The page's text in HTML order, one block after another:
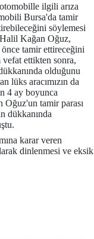
ilgili arıza
Bursa'da tamir
söylemesi
Kağan Oğuz,
önce tamir ettireceğini
ettikten sonra,
olduğunu
lüks aracımızın da
4 ay boyunca
tamir parası
dükkanında
karar veren
dinlenmesi ve eksik